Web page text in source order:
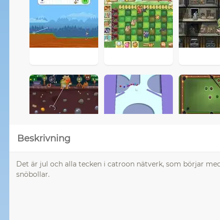
Beskrivning
Det är jul och alla tecken i catroon nätverk, som börjar
snöbollar.